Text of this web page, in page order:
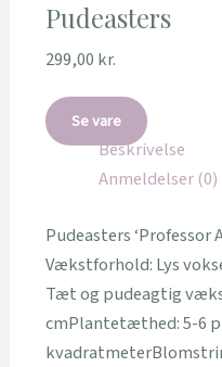
Pudeasters
299,00 kr.
Se vare
Beskrivelse
Anmeldelser (0)
Pudeasters ‘Professor
Vækstforhold: Lys
Tæt og pudeagtig
cmPlantetæthed: 5-6